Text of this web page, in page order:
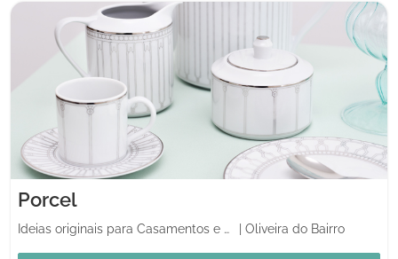
Porcel
Ideias originais para Casamentos e Casa Oliveira do Bairro